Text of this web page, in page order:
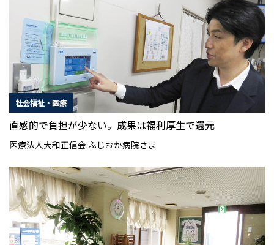
社会福祉・医療
直感的で負担が少ない。成果は福利厚生で還元
医療法人大和正信会 ふじおか病院さま